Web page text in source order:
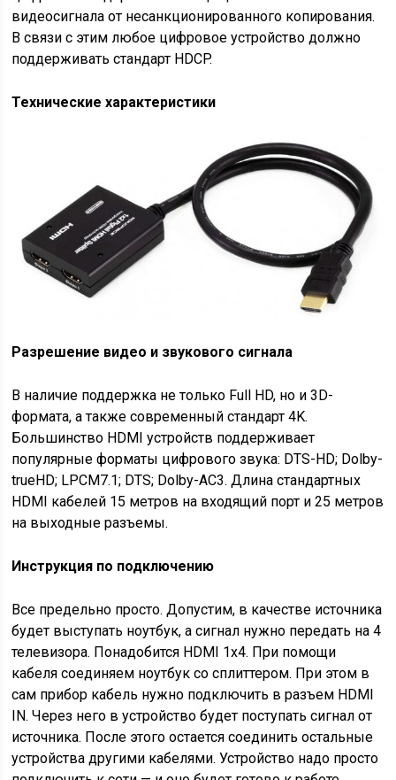
видеосигнала от несанкционированного копирования.
В связи с этим любое цифровое устройство должно
поддерживать стандарт HDCP.
Технические характеристики
Разрешение видео и звукового сигнала
В наличие поддержка не только Full HD, но и 3D-
формата, а также современный стандарт 4K.
Большинство HDMI устройств поддерживает
популярные форматы цифрового звука: DTS-HD; Dolby-
trueHD; LPCM7.1; DTS; Dolby-AC3. Длина стандартных
HDMI кабелей 15 метров на входящий порт и 25 метров
на выходные разъемы.
Инструкция по подключению
Все предельно просто. Допустим, в качестве источника
будет выступать ноутбук, а сигнал нужно передать на 4
телевизора. Понадобится HDMI 1х4. При помощи
кабеля соединяем ноутбук со сплиттером. При этом в
сам прибор кабель нужно подключить в разъем HDMI
IN. Через него в устройство будет поступать сигнал от
источника. После этого остается соединить остальные
устройства другими кабелями. Устройство надо просто